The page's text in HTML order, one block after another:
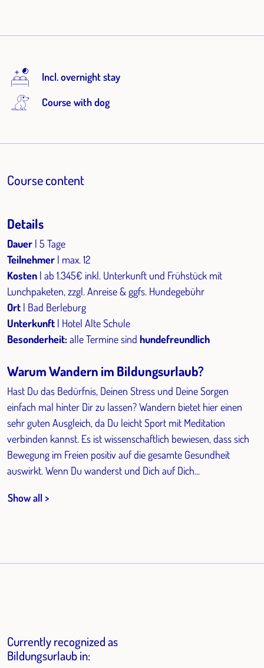
Incl. overnight stay
Course with dog
Course content
Details
Dauer | 5 Tage
Teilnehmer | max. 12
Kosten | ab 1.345€ inkl. Unterkunft und Frühstück mit
Lunchpaketen, zzgl. Anreise & ggfs. Hundegebühr
Ort | Bad Berleburg
Unterkunft | Hotel Alte Schule
Besonderheit:alle Termine sind hundefreundlich
Warum Wandern im Bildungsurlaub?
Hast Du das Bedürfnis, Deinen Stress und Deine Sorgen
einfach mal hinter Dir zu lassen? Wandern bietet hier einen
sehr guten Ausgleich, da Du leicht Sport mit Meditation
verbinden kannst. Es ist wissenschaftlich bewiesen, dass sich
Bewegung im Freien positiv auf die gesamte Gesundheit
auswirkt. Wenn Du wanderst und Dich auf Dich...
Show all >
Currently recognized as
Bildungsurlaub in: